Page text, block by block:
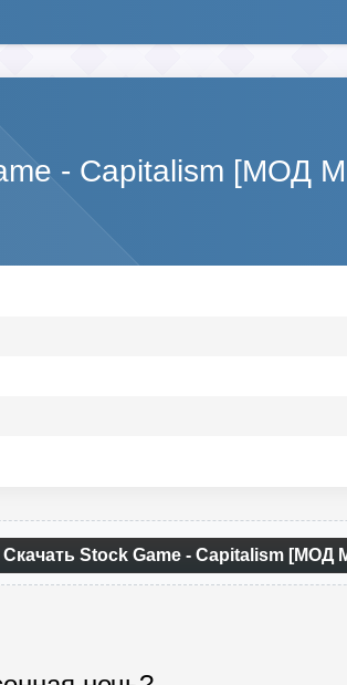
- Capitalism [МОД
Скачать Stock Game - Capitalism [МОД